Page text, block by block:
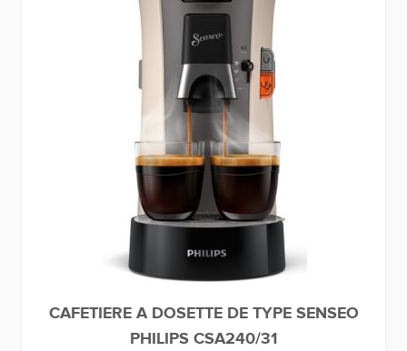
CAFETIERE A DOSETTE DE TYPE SENSEO
PHILIPS CSA240/31